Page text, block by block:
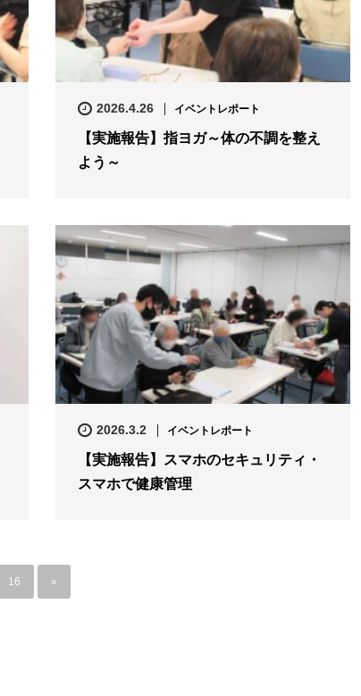
2026.4.26 イベントレポート
【実施報告】指ヨガ～体の不調を整え
よう～
2026.3.2 イベントレポート
【実施報告】スマホのセキュリティ・
スマホで健康管理
16 »